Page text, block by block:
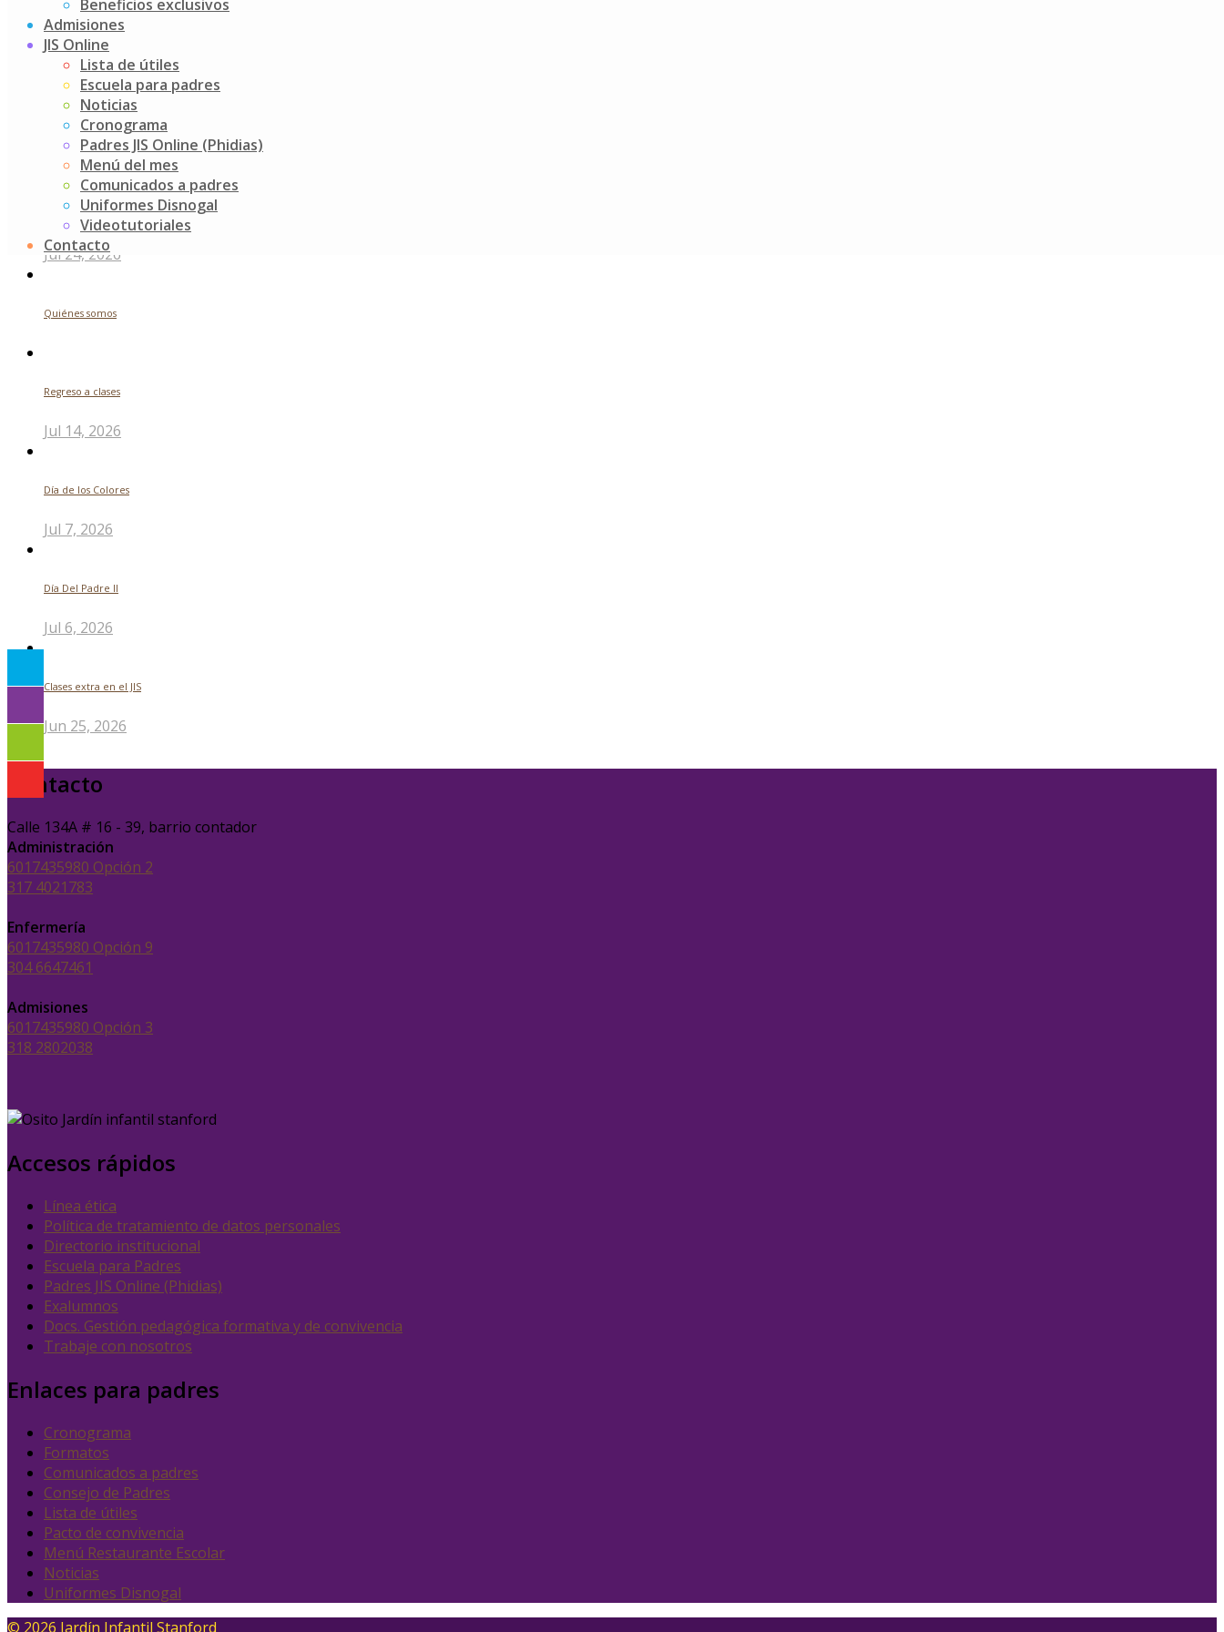
Beneficios exclusivos
Admisiones
JIS Online
Lista de útiles
Escuela para padres
Noticias
Cronograma
Padres JIS Online (Phidias)
Menú del mes
Comunicados a padres
Uniformes Disnogal
Videotutoriales
Contacto
navigation
Buscar
Noticias recientes
Futuros indagadores
Jul 24, 2026
Quiénes somos
Regreso a clases
Jul 14, 2026
Día de los Colores
Jul 7, 2026
Día Del Padre ll
Jul 6, 2026
Clases extra en el JIS
Jun 25, 2026
Contacto
Calle 134A # 16 - 39, barrio contador
Administración
6017435980 Opción 2
317 4021783
Enfermería
6017435980 Opción 9
304 6647461
Admisiones
6017435980 Opción 3
318 2802038
Accesos rápidos
Línea ética
Política de tratamiento de datos personales
Directorio institucional
Escuela para Padres
Padres JIS Online (Phidias)
Exalumnos
Docs. Gestión pedagógica formativa y de convivencia
Trabaje con nosotros
Enlaces para padres
Cronograma
Formatos
Comunicados a padres
Consejo de Padres
Lista de útiles
Pacto de convivencia
Menú Restaurante Escolar
Noticias
Uniformes Disnogal
© 2026 Jardín Infantil Stanford